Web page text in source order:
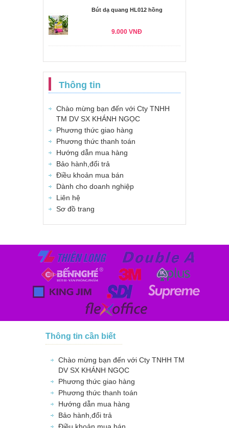
Bút dạ quang HL012 hồng
9.000 VNĐ
Thông tin
Chào mừng bạn đến với Cty TNHH
TM DV SX KHÁNH NGỌC
Phương thức giao hàng
Phương thức thanh toán
Hướng dẫn mua hàng
Bảo hành,đổi trả
Điều khoản mua bán
Dành cho doanh nghiệp
Liên hệ
Sơ đồ trang
Thông tin cần biết
Chào mừng bạn đến với Cty TNHH TM
DV SX KHÁNH NGỌC
Phương thức giao hàng
Phương thức thanh toán
Hướng dẫn mua hàng
Bảo hành,đổi trả